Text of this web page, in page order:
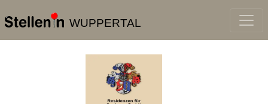
WUPPERTAL